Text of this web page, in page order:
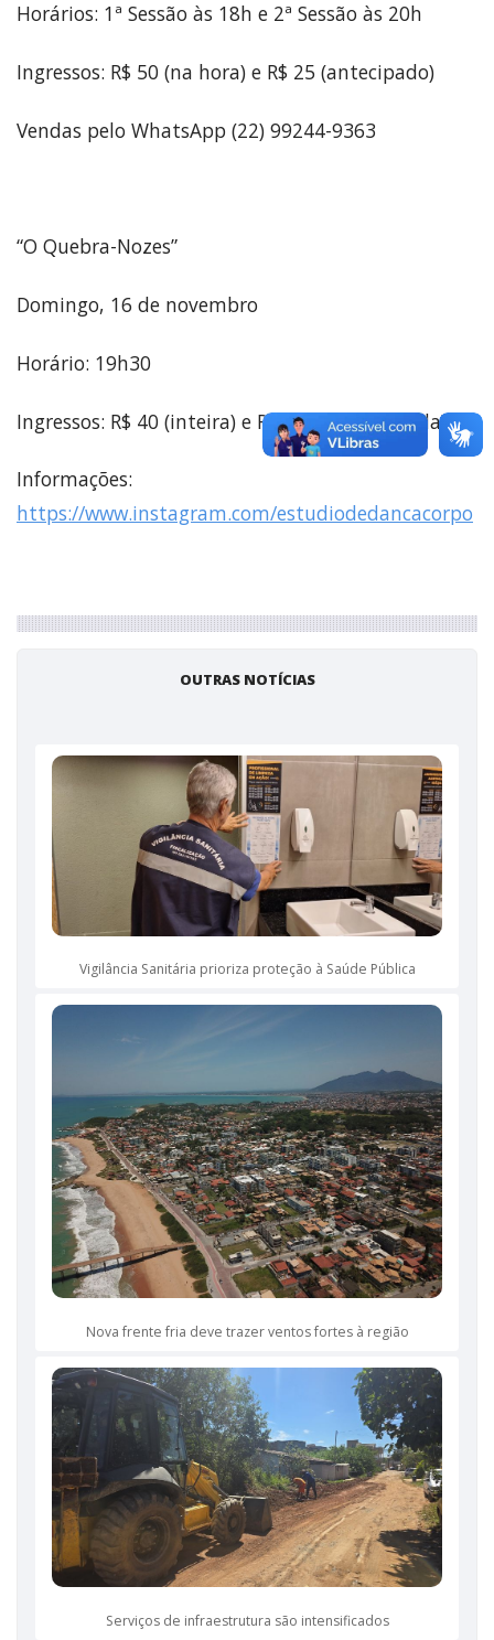
Horários: 1ª Sessão às 18h e 2ª Sessão às 20h
Ingressos: R$ 50 (na hora) e R$ 25 (antecipado)
Vendas pelo WhatsApp (22) 99244-9363
“O Quebra-Nozes”
Domingo, 16 de novembro
Horário: 19h30
Ingressos: R$ 40 (inteira) e R$ 20 (meia-entrada)
Informações:
https://www.instagram.com/estudiodedancacorpo
OUTRAS NOTÍCIAS
Vigilância Sanitária prioriza proteção à Saúde Pública
Nova frente fria deve trazer ventos fortes à região
Serviços de infraestrutura são intensificados